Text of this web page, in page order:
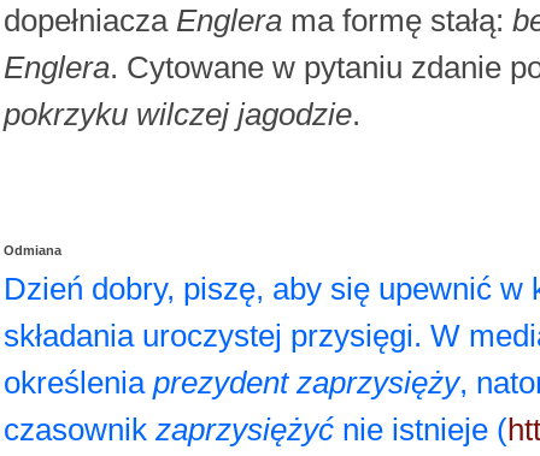
dopełniacza Englera ma formę stałą:
Englera. Cytowane w pytaniu zdanie
pokrzyku wilczej jagodzie.
Odmiana
Dzień dobry, piszę, aby się upewnić
składania uroczystej przysięgi. W
określenia prezydent zaprzysięży,
czasownik zaprzysiężyć nie istnieje (